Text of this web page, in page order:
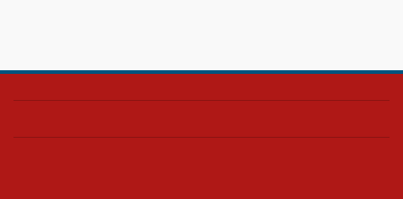
Confira como foi o culto mensal